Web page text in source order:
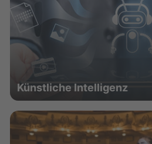
Künstliche Intelligenz